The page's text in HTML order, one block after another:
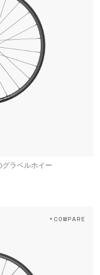
ラベルホイー
+COMPARE